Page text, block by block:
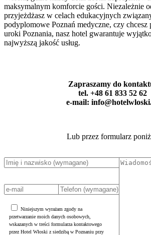
maksymalnym komforcie gości. Niezależnie
przyjeżdżasz w celach edukacyjnych
podyplomowe Poznań medyczne, czy chcesz
uroki Poznania, nasz hotel gwarantuje
najwyższą jakość usług.
Zapraszamy do
tel. +48 61 833 52 62
e-mail:
Lub przez formularz
Niniejszym wyrażam zgody na
przetwarzanie moich danych osobowych,
wskazanych w treści formularza kontaktowego
przez Hotel Włoski z siedzibą w Poznaniu przy